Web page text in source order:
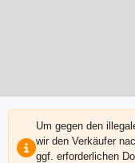
Um gegen den
wir den Verkäufer
ggf. erforderlichen